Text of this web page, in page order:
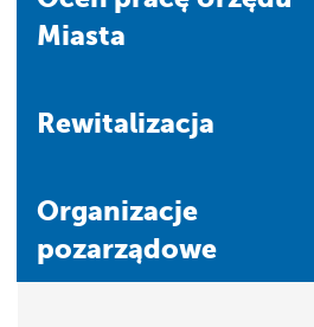
Miasta
Rewitalizacja
Organizacje
pozarządowe